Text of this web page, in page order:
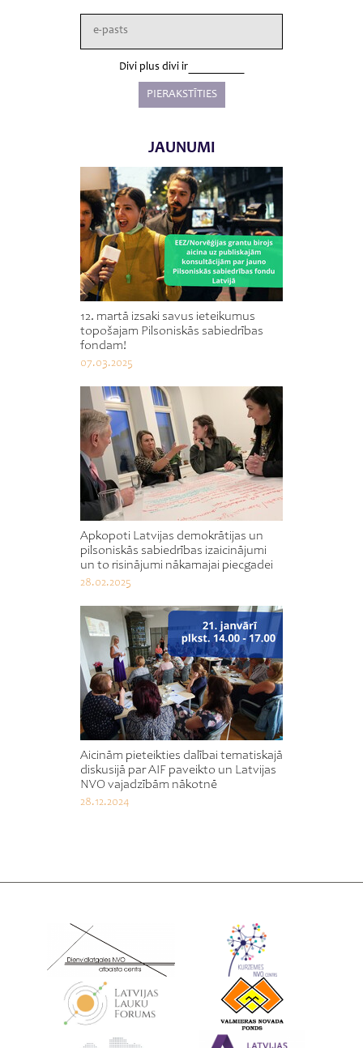
Divi plus divi ir
JAUNUMI
12. martā izsaki savus ieteikumus
topošajam Pilsoniskās sabiedrības
fondam!
07.03.2025
Apkopoti Latvijas demokrātijas un
pilsoniskās sabiedrības izaicinājumi
un to risinājumi nākamajai piecgadei
28.02.2025
Aicinām pieteikties dalībai tematiskajā
diskusijā par AIF paveikto un Latvijas
NVO vajadzībām nākotnē
28.12.2024